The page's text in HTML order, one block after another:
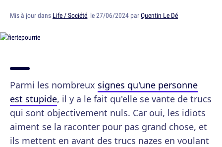
Mis à jour dans Life / Société, le 27/06/2024 parQuentin Le Dé
Parmi les nombreux signes qu'une personne
est stupide, il y a le fait qu'elle se vante de trucs
qui sont objectivement nuls. Car oui, les idiots
aiment se la raconter pour pas grand chose, et
ils mettent en avant des trucs nazes en voulant